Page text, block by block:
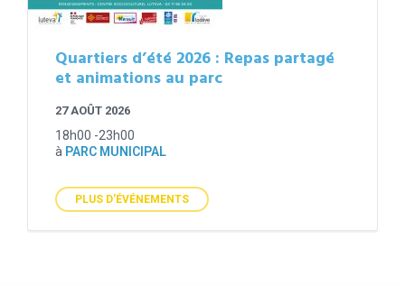
Quartiers d’été 2026 : Repas partagé
et animations au parc
27 AOÛT 2026
18h00 -23h00
à PARC MUNICIPAL
PLUS D'ÉVÉNEMENTS